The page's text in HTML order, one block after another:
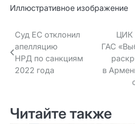
Иллюстративное изображение
Навигация
по записям
Суд ЕС отклонил
апелляцию
НРД по санкциям
2022 года
ЦИК
ГАС
в
Читайте также